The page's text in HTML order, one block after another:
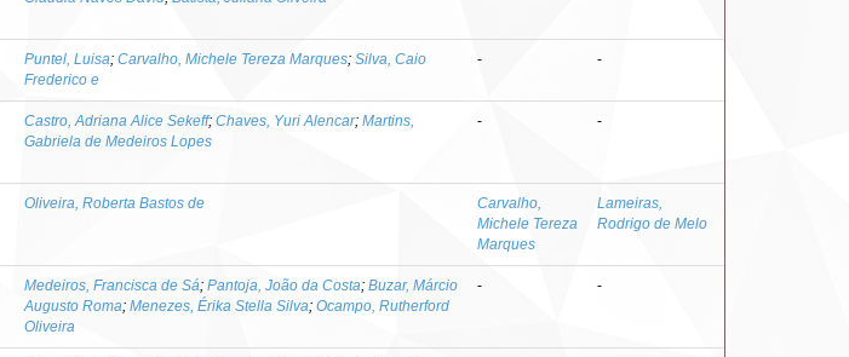
Puntel, Luisa; Carvalho, Michele Tereza Marques; Silva, Caio
Frederico e
- -
Castro, Adriana Alice Sekeff; Chaves, Yuri Alencar; Martins,
Gabriela de Medeiros Lopes
- -
Oliveira, Roberta Bastos de
Carvalho,
Michele Tereza
Marques
Lameiras,
Rodrigo de Melo
Medeiros, Francisca de Sá; Pantoja, João da Costa; Buzar, Márcio
Augusto Roma; Menezes, Érika Stella Silva; Ocampo, Rutherford
Oliveira
- -